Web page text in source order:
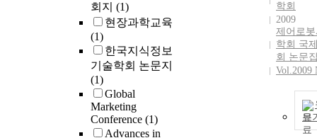
회지 (1)
현장과학교육
(1)
한국지식정보
기술학회 논문지
(1)
Global
Marketing
Conference (1)
Advances in
학회
2009
제어로
학회 국
회 논문
Vol.2009
보